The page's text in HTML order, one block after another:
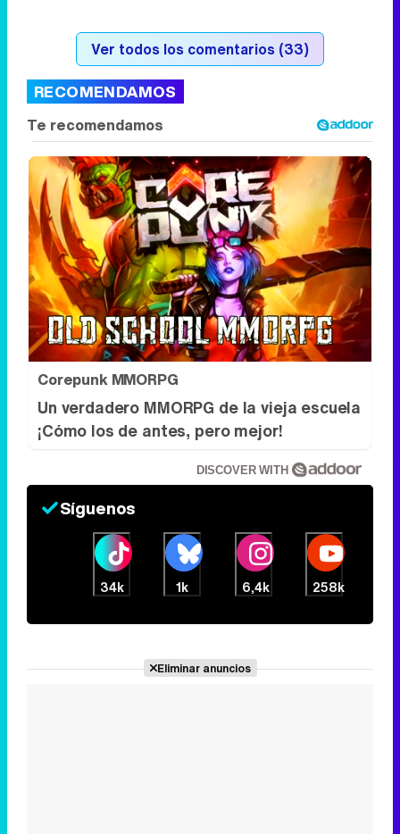
Ver todos los comentarios (33)
RECOMENDAMOS
Corepunk MMORPG
Un verdadero MMORPG de la vieja escuela
¡Cómo los de antes, pero mejor!
DISCOVER WITH
Síguenos
34k 1k 6,4k 258k
Eliminar anuncios